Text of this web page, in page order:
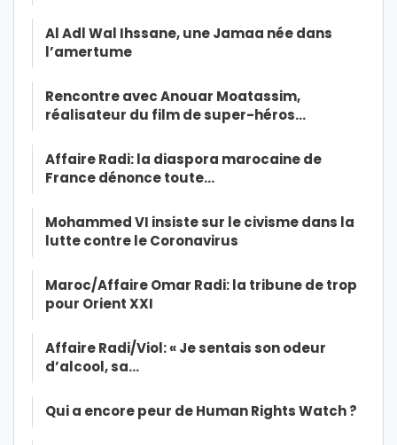
Al Adl Wal Ihssane, une Jamaa née dans
l’amertume
Rencontre avec Anouar Moatassim,
réalisateur du film de super-héros…
Affaire Radi: la diaspora marocaine de
France dénonce toute…
Mohammed VI insiste sur le civisme dans la
lutte contre le Coronavirus
Maroc/Affaire Omar Radi: la tribune de trop
pour Orient XXI
Affaire Radi/Viol: « Je sentais son odeur
d’alcool, sa…
Qui a encore peur de Human Rights Watch ?